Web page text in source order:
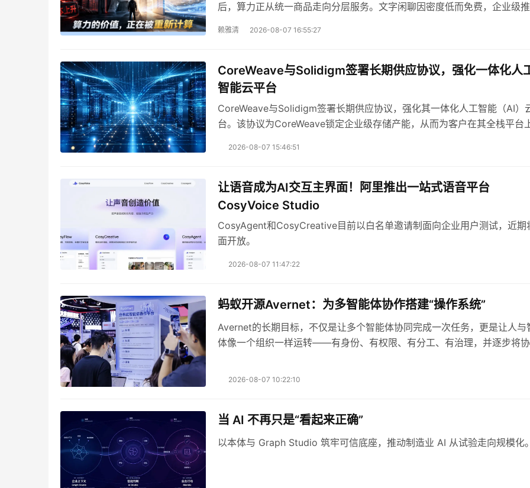
后，算力正从统一商品走向分层服务。文字闲聊因密度低而免费，企业级推
赖雅清 2026-08-07 16:55:27
CoreWeave与Solidigm签署长期供应协议，强化一体化人
智能云平台
CoreWeave与Solidigm签署长期供应协议，强化其一体化人工智能（AI）
台。该协议为CoreWeave锁定企业级存储产能，从而为客户在其全栈平台
2026-08-07 15:46:51
让语音成为AI交互主界面！阿里推出一站式语音平台
CosyVoice Studio
CosyAgent和CosyCreative目前以白名单邀请制面向企业用户测试，近期
面开放。
2026-08-07 11:47:22
蚂蚁开源Avernet：为多智能体协作搭建“操作系统”
Avernet的长期目标，不仅是让多个智能体协同完成一次任务，更是让人与
体像一个组织一样运转——有身份、有权限、有分工、有治理，并逐步将协
2026-08-07 10:22:10
当 AI 不再只是“看起来正确”
​以本体与 Graph Studio 筑牢可信底座，推动制造业 AI 从试验走向规模化。